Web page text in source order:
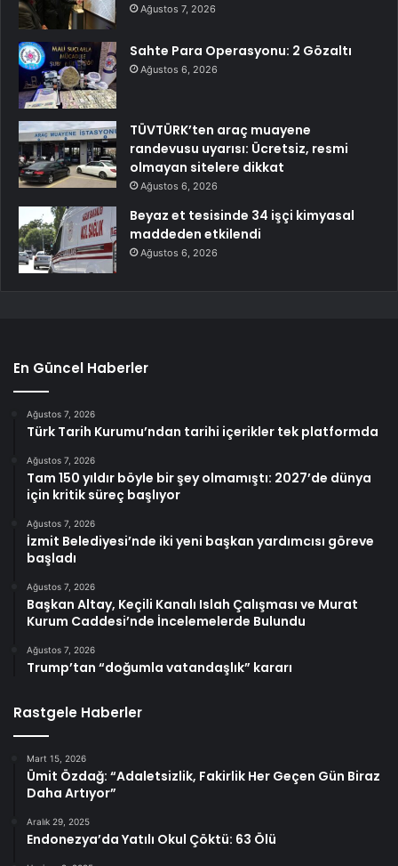
Ağustos 7, 2026
Sahte Para Operasyonu: 2 Gözaltı
Ağustos 6, 2026
TÜVTÜRK’ten araç muayene
randevusu uyarısı: Ücretsiz, resmi
olmayan sitelere dikkat
Ağustos 6, 2026
Beyaz et tesisinde 34 işçi kimyasal
maddeden etkilendi
Ağustos 6, 2026
En Güncel Haberler
Ağustos 7, 2026
Türk Tarih Kurumu’ndan tarihi içerikler tek platformda
Ağustos 7, 2026
Tam 150 yıldır böyle bir şey olmamıştı: 2027’de dünya
için kritik süreç başlıyor
Ağustos 7, 2026
İzmit Belediyesi’nde iki yeni başkan yardımcısı göreve
başladı
Ağustos 7, 2026
Başkan Altay, Keçili Kanalı Islah Çalışması ve Murat
Kurum Caddesi’nde İncelemelerde Bulundu
Ağustos 7, 2026
Trump’tan “doğumla vatandaşlık” kararı
Rastgele Haberler
Mart 15, 2026
Ümit Özdağ: “Adaletsizlik, Fakirlik Her Geçen Gün Biraz
Daha Artıyor”
Aralık 29, 2025
Endonezya’da Yatılı Okul Çöktü: 63 Ölü